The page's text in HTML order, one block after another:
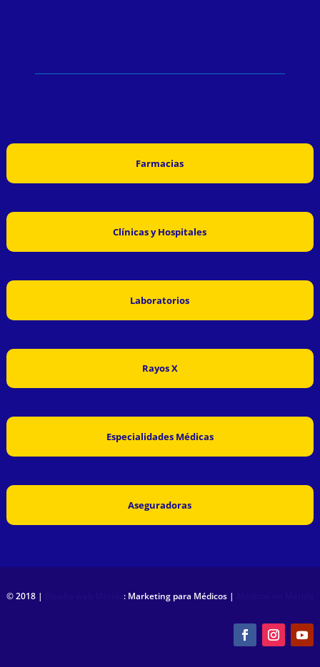
Farmacias
Clínicas y Hospitales
Laboratorios
Rayos X
Especialidades Médicas
Aseguradoras
© 2018 | : Marketing para Médicos |